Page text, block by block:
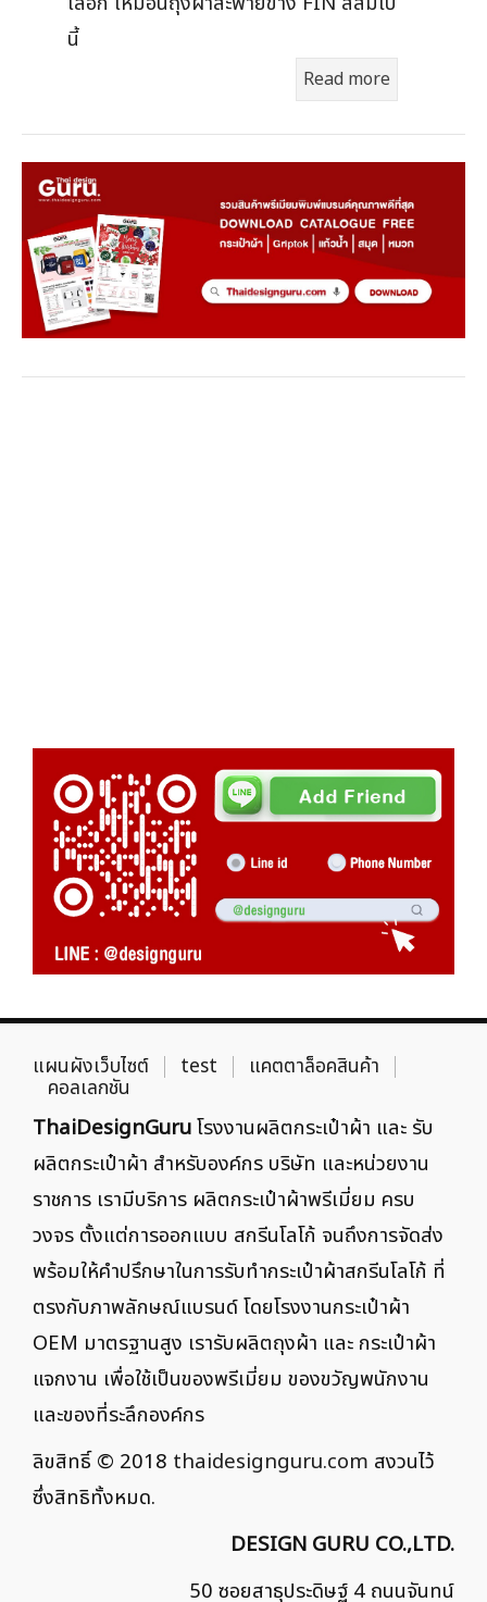
นี้
Read more
แผนผังเว็บไซต์ test แคตตาล็อคสินค้า
คอลเลกชัน
ThaiDesignGuruโรงงานผลิตกระเป๋าผ้า และ รับ
ผลิตกระเป๋าผ้า สำหรับองค์กร บริษัท และหน่วยงาน
ราชการ เรามีบริการ ผลิตกระเป๋าผ้าพรีเมี่ยม ครบ
วงจร ตั้งแต่การออกแบบ สกรีนโลโก้ จนถึงการจัดส่ง
พร้อมให้คำปรึกษาในการรับทำกระเป๋าผ้าสกรีนโลโก้ ที่
ตรงกับภาพลักษณ์แบรนด์ โดยโรงงานกระเป๋าผ้า
OEM มาตรฐานสูง เรารับผลิตถุงผ้า และ กระเป๋าผ้า
แจกงาน เพื่อใช้เป็นของพรีเมี่ยม ของขวัญพนักงาน
และของที่ระลึกองค์กร
ลิขสิทธิ์ © 2018 thaidesignguru.com สงวนไว้
ซึ่งสิทธิทั้งหมด.
DESIGN GURU CO.,LTD.
50 ซอยสาธุประดิษฐ์ 4 ถนนจันทน์